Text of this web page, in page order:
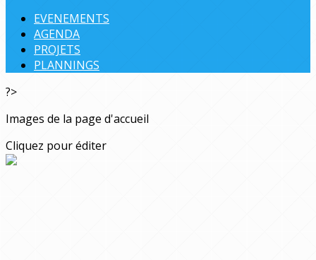
EVENEMENTS
AGENDA
PROJETS
PLANNINGS
?>
Images de la page d'accueil
Cliquez pour éditer